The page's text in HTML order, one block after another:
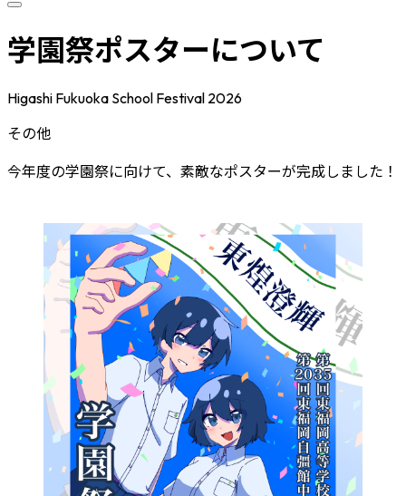
学園祭ポスターについて
Higashi Fukuoka School Festival 2026
その他
今年度の学園祭に向けて、素敵なポスターが完成しました！